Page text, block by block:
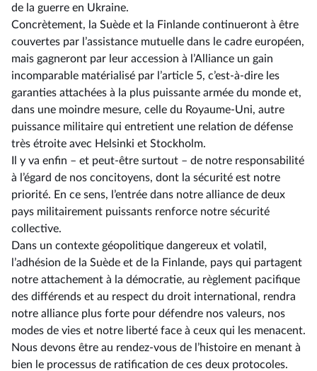
de la guerre en Ukraine.
Concrètement, la Suède et la Finlande continueront à être
couvertes par l’assistance mutuelle dans le cadre européen,
mais gagneront par leur accession à l’Alliance un gain
incomparable matérialisé par l’article 5, c’est-à-dire les
garanties attachées à la plus puissante armée du monde et,
dans une moindre mesure, celle du Royaume-Uni, autre
puissance militaire qui entretient une relation de défense
très étroite avec Helsinki et Stockholm.
Il y va enfin –⁠ et peut-être surtout – de notre responsabilité
à l’égard de nos concitoyens, dont la sécurité est notre
priorité. En ce sens, l’entrée dans notre alliance de deux
pays militairement puissants renforce notre sécurité
collective.
Dans un contexte géopolitique dangereux et volatil,
l’adhésion de la Suède et de la Finlande, pays qui partagent
notre attachement à la démocratie, au règlement pacifique
des différends et au respect du droit international, rendra
notre alliance plus forte pour défendre nos valeurs, nos
modes de vies et notre liberté face à ceux qui les menacent.
Nous devons être au rendez-vous de l’histoire en menant à
bien le processus de ratification de ces deux protocoles.